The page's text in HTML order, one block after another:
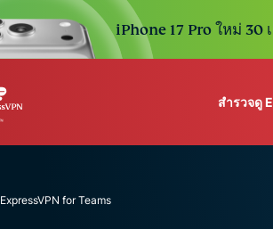
iPhone 17 Pro ใหม่ 30
สำรวจดู
ExpressVPN for Teams